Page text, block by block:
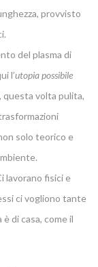
provvisto
del plasma di
l’utopia possibile
, questa volta pulita,
solo teorico e
lavorano fisici e
ci vogliono tante
di casa, come il